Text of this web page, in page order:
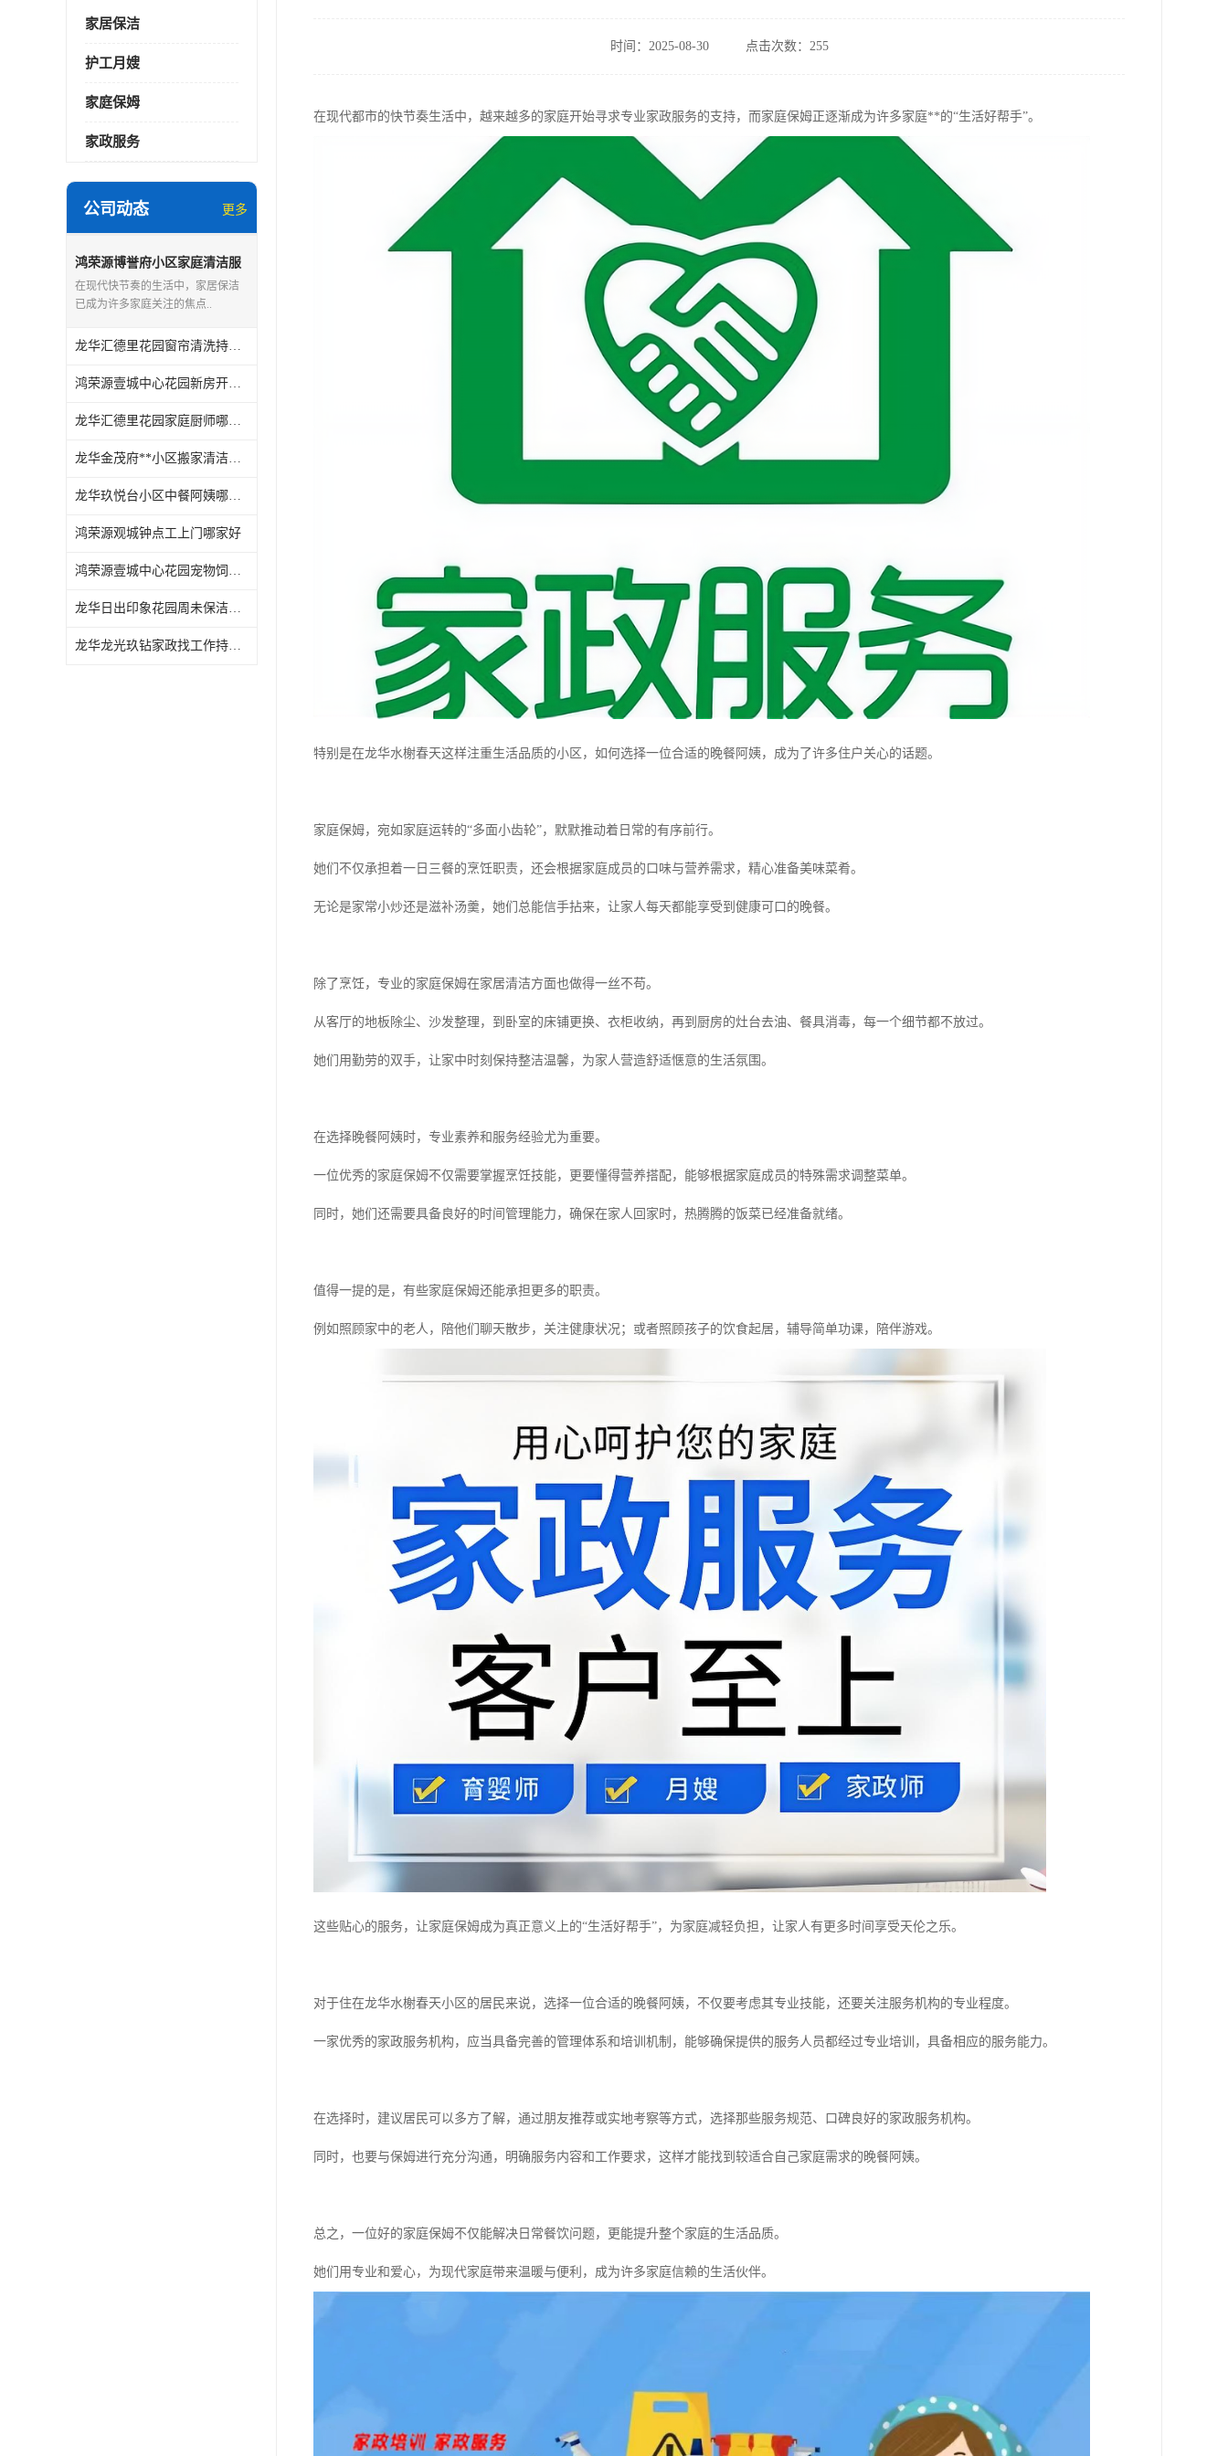
家居保洁
护工月嫂
家庭保姆
家政服务
公司动态 更多
鸿荣源博誉府小区家庭清洁服
务怎么样
在现代快节奏的生活中，家居保洁
已成为许多家庭关注的焦点..
龙华汇德里花园窗帘清洗持证上岗
鸿荣源壹城中心花园新房开荒保洁怎么样
龙华汇德里花园家庭厨师哪家好
龙华金茂府**小区搬家清洁怎么样
龙华玖悦台小区中餐阿姨哪家好
鸿荣源观城钟点工上门哪家好
鸿荣源壹城中心花园宠物饲养上门服务哪家好
龙华日出印象花园周未保洁持证上岗
龙华龙光玖钻家政找工作持证上岗
时间：2025-08-30 点击次数：255
在现代都市的快节奏生活中，越来越多的家庭开始寻求专业家政服务的支持，而家庭保姆正逐渐成为许多家庭**的“生活好帮手”。
特别是在龙华水榭春天这样注重生活品质的小区，如何选择一位合适的晚餐阿姨，成为了许多住户关心的话题。
家庭保姆，宛如家庭运转的“多面小齿轮”，默默推动着日常的有序前行。
她们不仅承担着一日三餐的烹饪职责，还会根据家庭成员的口味与营养需求，精心准备美味菜肴。
无论是家常小炒还是滋补汤羹，她们总能信手拈来，让家人每天都能享受到健康可口的晚餐。
除了烹饪，专业的家庭保姆在家居清洁方面也做得一丝不苟。
从客厅的地板除尘、沙发整理，到卧室的床铺更换、衣柜收纳，再到厨房的灶台去油、餐具消毒，每一个细节都不放过。
她们用勤劳的双手，让家中时刻保持整洁温馨，为家人营造舒适惬意的生活氛围。
在选择晚餐阿姨时，专业素养和服务经验尤为重要。
一位优秀的家庭保姆不仅需要掌握烹饪技能，更要懂得营养搭配，能够根据家庭成员的特殊需求调整菜单。
同时，她们还需要具备良好的时间管理能力，确保在家人回家时，热腾腾的饭菜已经准备就绪。
值得一提的是，有些家庭保姆还能承担更多的职责。
例如照顾家中的老人，陪他们聊天散步，关注健康状况；或者照顾孩子的饮食起居，辅导简单功课，陪伴游戏。
这些贴心的服务，让家庭保姆成为真正意义上的“生活好帮手”，为家庭减轻负担，让家人有更多时间享受天伦之乐。
对于住在龙华水榭春天小区的居民来说，选择一位合适的晚餐阿姨，不仅要考虑其专业技能，还要关注服务机构的专业程度。
一家优秀的家政服务机构，应当具备完善的管理体系和培训机制，能够确保提供的服务人员都经过专业培训，具备相应的服务能力。
在选择时，建议居民可以多方了解，通过朋友推荐或实地考察等方式，选择那些服务规范、口碑良好的家政服务机构。
同时，也要与保姆进行充分沟通，明确服务内容和工作要求，这样才能找到较适合自己家庭需求的晚餐阿姨。
总之，一位好的家庭保姆不仅能解决日常餐饮问题，更能提升整个家庭的生活品质。
她们用专业和爱心，为现代家庭带来温暖与便利，成为许多家庭信赖的生活伙伴。